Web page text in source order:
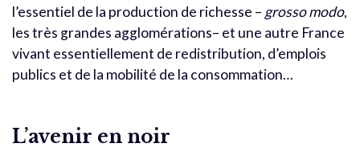
l’essentiel de la production de richesse – grosso modo,
les très grandes agglomérations– et une autre France
vivant essentiellement de redistribution, d’emplois
publics et de la mobilité de la consommation…
L’avenir en noir